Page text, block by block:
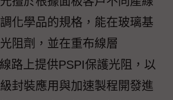
化學品的規格，能在玻璃基
阻劑，並在重布線層
路上提供PSPI保護光阻，以
封裝應用與加速製程開發進